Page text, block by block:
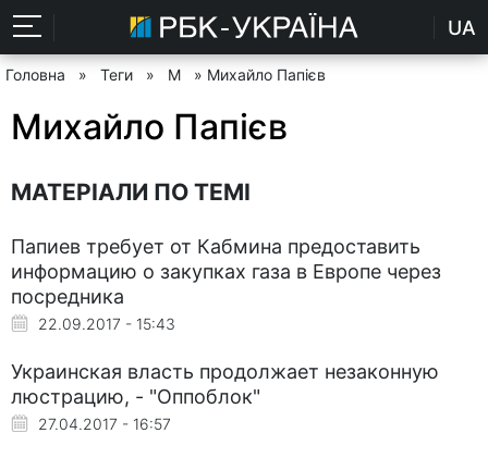
UA
Головна » Теги » М » Михайло Папієв
Михайло Папієв
МАТЕРІАЛИ ПО ТЕМІ
Папиев требует от Кабмина предоставить
информацию о закупках газа в Европе через
посредника
22.09.2017 - 15:43
Украинская власть продолжает незаконную
люстрацию, - "Оппоблок"
27.04.2017 - 16:57